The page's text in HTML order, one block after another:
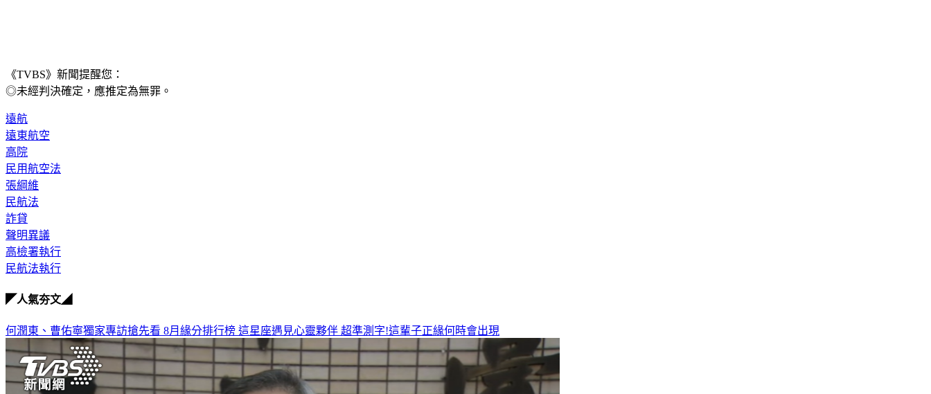
《TVBS》新聞提醒您：
◎未經判決確定，應推定為無罪。
遠航
遠東航空
高院
民用航空法
張綱維
民航法
詐貸
聲明異議
高檢署執行
民航法執行
◤人氣夯文◢
何潤東、曹佑寧獨家專訪搶先看 8月緣分排行榜 這星座遇見心靈夥伴 超準測字!這輩子正緣何時會出現